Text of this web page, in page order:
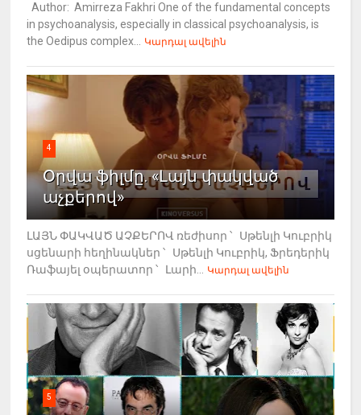
Author: Amirreza Fakhri One of the fundamental concepts
in psychoanalysis, especially in classical psychoanalysis, is
the Oedipus complex...
Կարդալ ավելին
4
Օրվա ֆիլմը. «Լայն փակված
աչքերով»
ԼԱՅՆ ՓԱԿՎԱԾ ԱՉՔԵՐՈՎ ռեժիսոր ՝ Սթենլի Կուբրիկ
սցենարի հեղինակներ ՝ Սթենլի Կուբրիկ, Ֆրեդերիկ
Ռաֆայել օպերատոր ՝ Լարի...
Կարդալ ավելին
5